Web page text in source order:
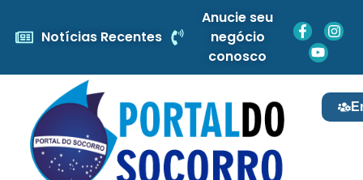
Notícias Recentes
Anucie seu
negócio
conosco